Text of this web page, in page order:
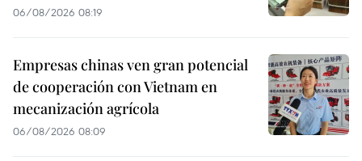
06/08/2026 08:19
Empresas chinas ven gran potencial
de cooperación con Vietnam en
mecanización agrícola
06/08/2026 08:09